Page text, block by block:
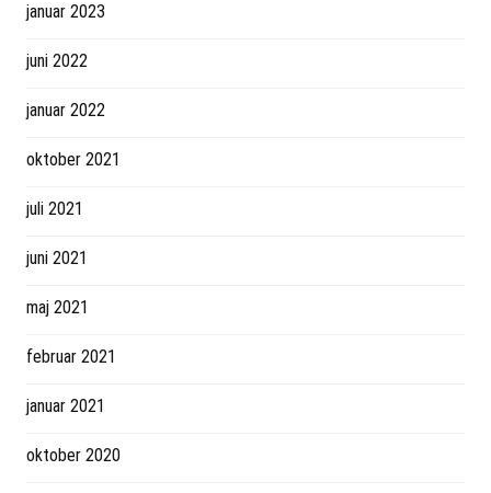
januar 2023
juni 2022
januar 2022
oktober 2021
juli 2021
juni 2021
maj 2021
februar 2021
januar 2021
oktober 2020